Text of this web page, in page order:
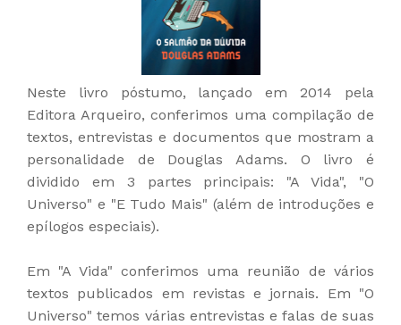
Neste livro póstumo, lançado em 2014 pela
Editora Arqueiro, conferimos uma compilação de
textos, entrevistas e documentos que mostram a
personalidade de Douglas Adams. O livro é
dividido em 3 partes principais: "A Vida", "O
Universo" e "E Tudo Mais" (além de introduções e
epílogos especiais).
Em "A Vida" conferimos uma reunião de vários
textos publicados em revistas e jornais. Em "O
Universo" temos várias entrevistas e falas de suas